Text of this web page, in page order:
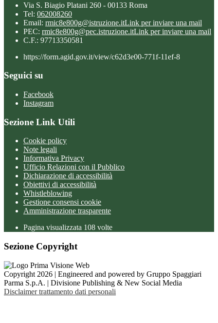
Via S. Biagio Platani 260 - 00133 Roma
Tel: 062008260
Email: rmic8e800g@istruzione.itLink per inviare una mail
PEC: rmic8e800g@pec.istruzione.itLink per inviare una mail
C.F.: 97713350581
https://form.agid.gov.it/view/c62d3e00-771f-11ef-8
Seguici su
Facebook
Instagram
Sezione Link Utili
Cookie policy
Note legali
Informativa Privacy
Ufficio Relazioni con il Pubblico
Dichiarazione di accessibilità
Obiettivi di accessibilità
Whistleblowing
Gestione consensi cookie
Amministrazione trasparente
Pagina visualizzata 108 volte
Sezione Copyright
Copyright 2026 | Engineered and powered by Gruppo Spaggiari
Parma S.p.A. | Divisione Publishing & New Social Media
Disclaimer trattamento dati personali